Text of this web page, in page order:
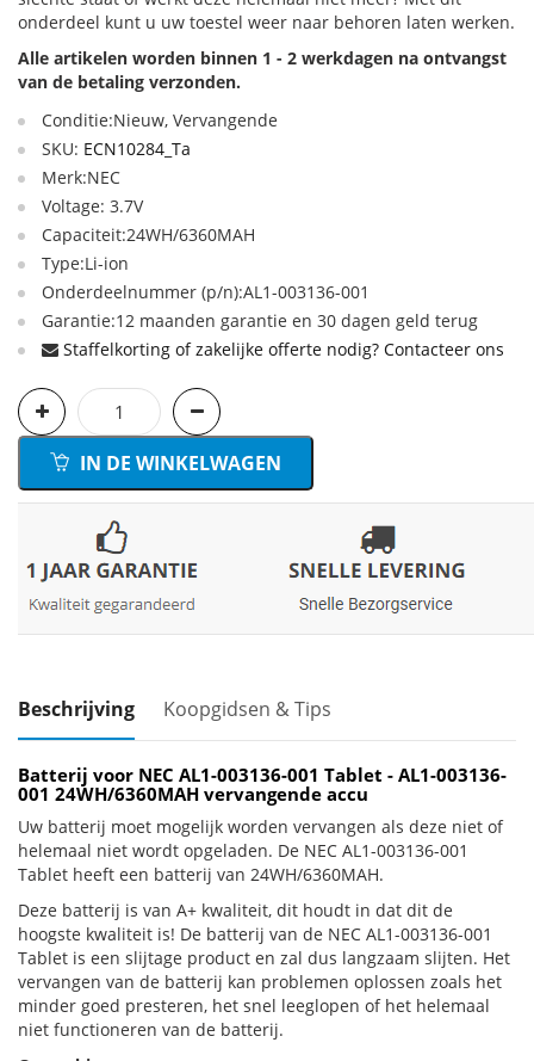
onderdeel kunt u uw toestel weer naar behoren laten werken.
Alle artikelen worden binnen 1 - 2 werkdagen na ontvangst
van de betaling verzonden.
Conditie:Nieuw, Vervangende
SKU: ECN10284_Ta
Merk:NEC
Voltage: 3.7V
Capaciteit:24WH/6360MAH
Type:Li-ion
Onderdeelnummer (p/n):AL1-003136-001
Garantie:12 maanden garantie en 30 dagen geld terug
Staffelkorting of zakelijke offerte nodig? Contacteer ons
IN DE WINKELWAGEN
Beschrijving Koopgidsen & Tips
Batterij voor NEC AL1-003136-001 Tablet - AL1-003136-
001 24WH/6360MAH vervangende accu
Uw batterij moet mogelijk worden vervangen als deze niet of
helemaal niet wordt opgeladen. De NEC AL1-003136-001
Tablet heeft een batterij van 24WH/6360MAH.
Deze batterij is van A+ kwaliteit, dit houdt in dat dit de
hoogste kwaliteit is! De batterij van de NEC AL1-003136-001
Tablet is een slijtage product en zal dus langzaam slijten. Het
vervangen van de batterij kan problemen oplossen zoals het
minder goed presteren, het snel leeglopen of het helemaal
niet functioneren van de batterij.